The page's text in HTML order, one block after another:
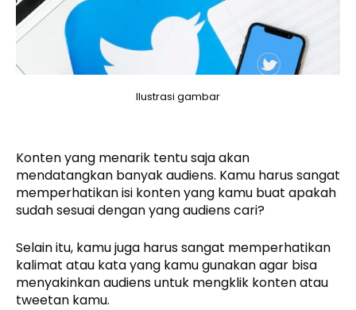
Ilustrasi gambar
Konten yang menarik tentu saja akan
mendatangkan banyak audiens. Kamu harus sangat
memperhatikan isi konten yang kamu buat apakah
sudah sesuai dengan yang audiens cari?
Selain itu, kamu juga harus sangat memperhatikan
kalimat atau kata yang kamu gunakan agar bisa
menyakinkan audiens untuk mengklik konten atau
tweetan kamu.